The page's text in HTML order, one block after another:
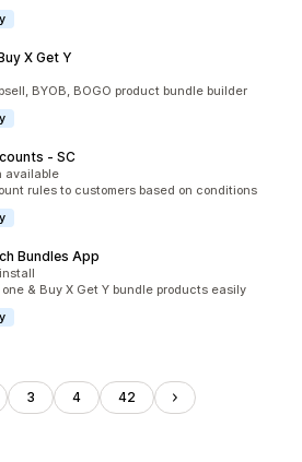
X Get Y
BYOB, BOGO product bundle builder
‑ SC
available
rules to customers based on conditions
Bundles App
& Buy X Get Y bundle products easily
3 4 42